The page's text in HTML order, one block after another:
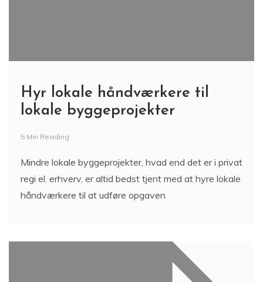
Hyr lokale håndværkere til
lokale byggeprojekter
5 Min Reading
Mindre lokale byggeprojekter, hvad end det er i privat
regi el. erhverv, er altid bedst tjent med at hyre lokale
håndværkere til at udføre opgaven